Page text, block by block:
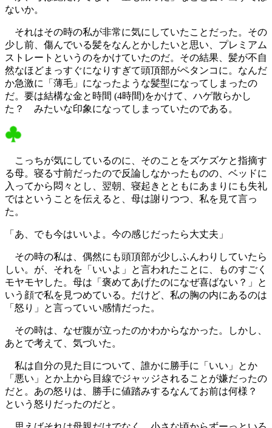
ないか。
それはその時の私が非常に気にしていたことだった。その
少し前、傷んでいる髪をなんとかしたいと思い、プレミアム
ストレートというのをかけていたのだ。その結果、髪が不自
然なほどまっすぐになりすぎて頭頂部がペタンコに。なんだ
か急激に「薄毛」になったような髪型になってしまったの
だ。要は結構な金と時間 (4時間)をかけて、ハゲ散らかし
た？ みたいな印象になってしまっていたのである。
こっちが気にしているのに、そのことをズケズケと指摘す
る母。寝る寸前だったので反論しなかったものの、ベッドに
入ってから悶々とし、翌朝、寝起きとともにあまりにも失礼
ではということを伝えると、母は謝りつつ、私を見て言っ
た。
「あ、でも今はいいよ。今の感じだったら大丈夫」
その時の私は、偶然にも頭頂部が少しふんわりしていたら
しい。が、それを「いいよ」と言われたことに、ものすごく
モヤモヤした。母は「褒めてあげたのになぜ喜ばない？」と
いう顔で私を見つめている。だけど、私の胸の内にあるのは
「怒り」と言っていい感情だった。
その時は、なぜ腹が立ったのかわからなかった。しかし、
あとで考えて、気づいた。
私は自分の見た目について、誰かに勝手に「いい」とか
「悪い」とか上から目線でジャッジされることが嫌だったの
だと。あの怒りは、勝手に値踏みするなんてお前は何様？
という怒りだったのだと。